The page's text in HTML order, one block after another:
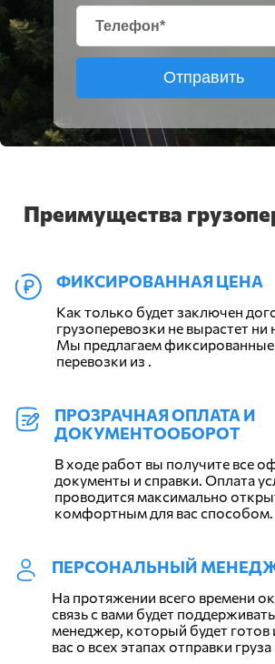
Отправить
Преимущества
ФИКСИРОВАННАЯ ЦЕНА
Как только будет заключен
грузоперевозки не вырастет ни
Мы предлагаем
перевозки из .
ПРОЗРАЧНАЯ ОПЛАТА И
ДОКУМЕНТООБОРОТ
В ходе работ вы получите все
документы и справки. Оплата
проводится максимально
комфортным для вас способом.
ПЕРСОНАЛЬНЫЙ
На протяжении всего времени
связь с вами будет
менеджер, который будет
вас о всех этапах отправки груза